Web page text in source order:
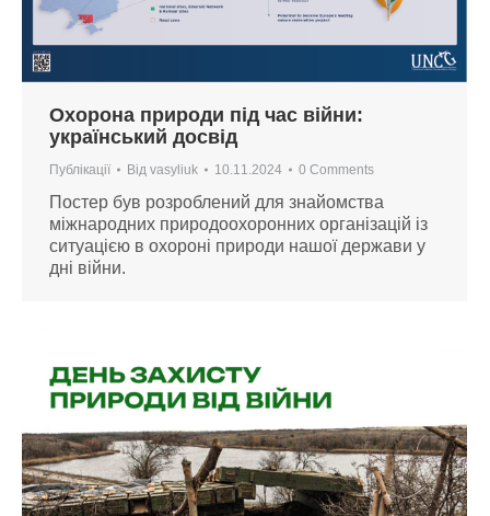
Охорона природи під час війни:
український досвід
Публікації Від vasyliuk 10.11.2024 0 Comments
Постер був розроблений для знайомства
міжнародних природоохоронних організацій із
ситуацією в охороні природи нашої держави у
дні війни.